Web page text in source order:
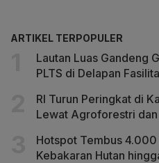
ARTIKEL TERPOPULER
Lautan Luas Gandeng
PLTS di Delapan
RI Turun Peringkat di
Lewat Agroforestri dan
Hotspot Tembus
Kebakaran Hutan